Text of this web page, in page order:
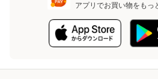
アプリでお買い物をもっ